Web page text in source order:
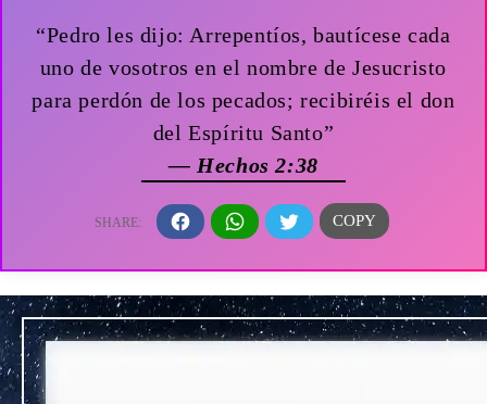
“Pedro les dijo: Arrepentíos, bautícese cada
uno de vosotros en el nombre de Jesucristo
para perdón de los pecados; recibiréis el don
del Espíritu Santo”
— Hechos 2:38